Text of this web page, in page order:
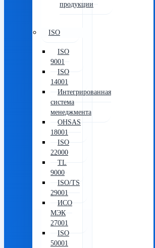
продукции
ISO
ISO
9001
ISO
14001
Интегрированная
система
менеджмента
OHSAS
18001
ISO
22000
TL
9000
ISO/TS
29001
ИСО
МЭК
27001
ISO
50001